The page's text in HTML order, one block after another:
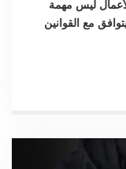
ليس مهمة
مع القوانين